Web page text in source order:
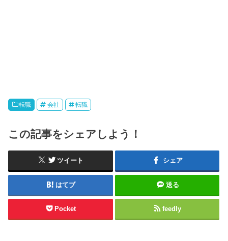
転職 会社 転職
この記事をシェアしよう！
ツイート シェア
はてブ 送る
Pocket feedly